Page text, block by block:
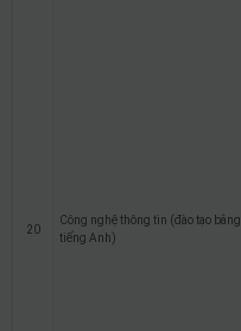
20
Công nghệ thông tin (đào tạo bằng
tiếng Anh)